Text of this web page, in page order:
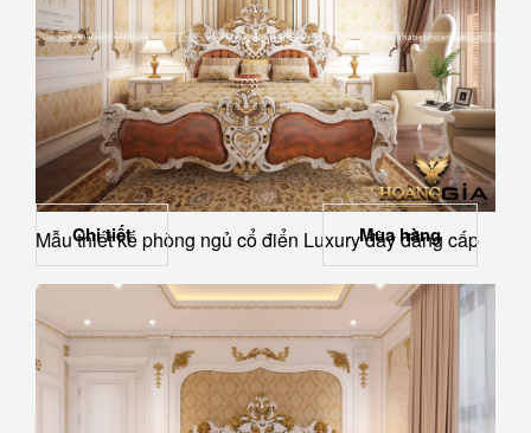
Mẫu thiết kế phòng ngủ cổ điển Luxury đầy đẳng cấp
Chi tiết Mua hàng